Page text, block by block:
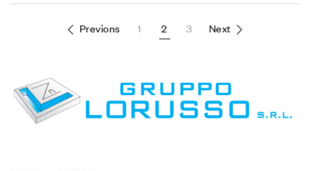
Previons 1 2 3 Next